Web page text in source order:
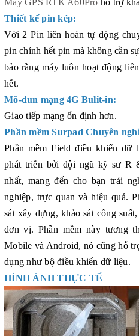
Thiết kế pin kép:
Với 2 Pin liên hoàn tự động
pin chính hết pin mà không cần
bảo rằng máy luôn hoạt động
hết.
Mô-đun mạng 4G Bulit-in:
Giao tiếp mạng ổn định hơn.
Phần mềm Surpad Chuyên
Phần mềm Field điều khiển
phát triển bởi đội ngũ kỹ sư R
nhất, mang đến cho bạn trải
nghiệp, trực quan và hiệu quả.
sát xây dựng, khảo sát công
đơn vị. Phần mềm này tương
Mobile và Android, nó cũng hỗ
dụng như bộ điều khiển dữ liệu.
HÌNH ẢNH THỰC TẾ